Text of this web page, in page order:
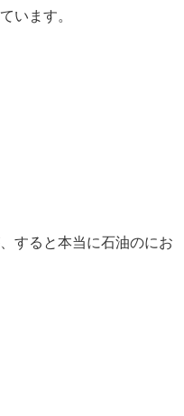
います。
すると本当に石油のにお